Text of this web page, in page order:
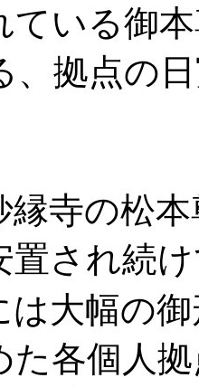
ている御
、拠点の
縁寺の松
置され続
は大幅の
た各個人